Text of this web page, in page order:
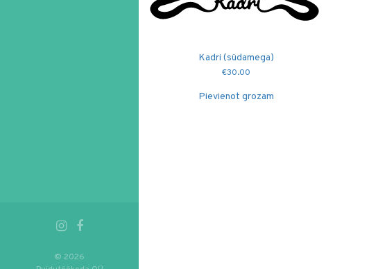
© 2026
Kadri (südamega)
€30.00
Pievienot grozam